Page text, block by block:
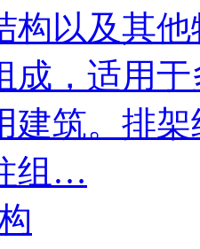
构以及其
成，适用
建筑。‌排
组…